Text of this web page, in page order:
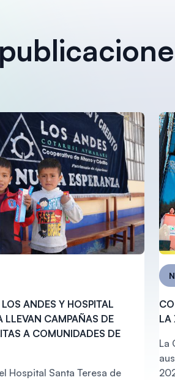
ANDES Y HOSPITAL
LLEVAN CAMPAÑAS DE
A COMUNIDADES DE
Hospital Santa Teresa de
LA
La